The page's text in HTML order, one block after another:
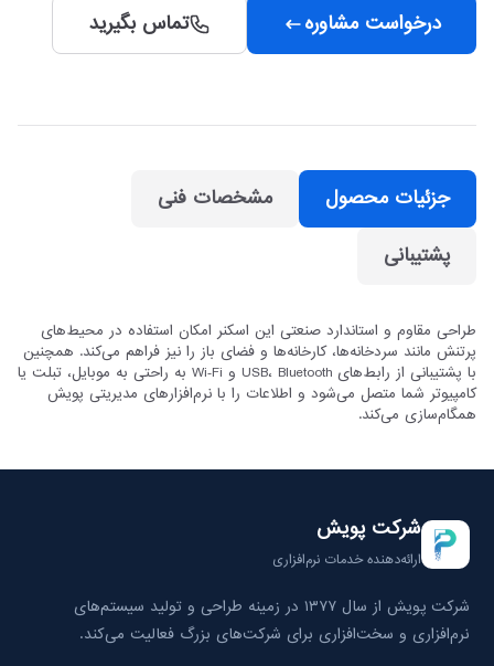
درخواست مشاوره تماس بگیرید
جزئیات محصول
مشخصات فنی
پشتیبانی
همگام‌سازی می‌کند.
شرکت پویش
ارائه‌دهنده خدمات نرم‌افزاری
شرکت پویش از سال ۱۳۷۷ در زمینه طراحی و تولید سیستم‌های
نرم‌افزاری و سخت‌افزاری برای شرکت‌های بزرگ فعالیت می‌کند.